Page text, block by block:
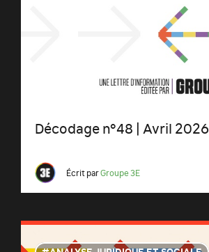
Décodage n°48 | Avril 2026
Écrit parGroupe 3E